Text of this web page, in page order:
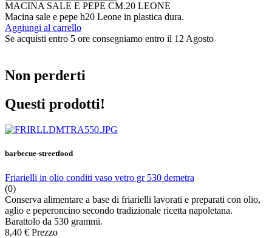
MACINA SALE E PEPE CM.20 LEONE
Macina sale e pepe h20 Leone in plastica dura.
Aggiungi al carrello
Se acquisti entro 5 ore consegniamo entro il 12 Agosto
Non perderti
Questi prodotti!
barbecue-streetfood
Friarielli in olio conditi vaso vetro gr 530 demetra
(0)
Conserva alimentare a base di friarielli lavorati e preparati con olio,
aglio e peperoncino secondo tradizionale ricetta napoletana.
Barattolo da 530 grammi.
8,40 € Prezzo